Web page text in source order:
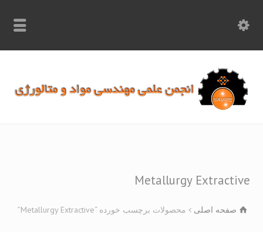
Metallurgy
صفحه اصلی محصولات برچسب خورده “Metallurgy Extractive”